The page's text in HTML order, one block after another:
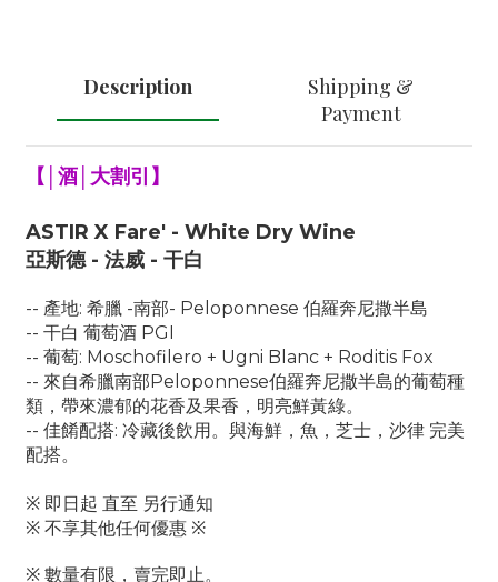
Description
Shipping &
Payment
【│酒│大割引】
ASTIR X Fare' - White Dry Wine
亞斯德 - 法威 - 干白
-- 產地: 希臘 -南部- Peloponnese 伯羅奔尼撒半島
-- 干白 葡萄酒 PGI
-- 葡萄: Moschofilero + Ugni Blanc + Roditis Fox
-- 來自希臘南部Peloponnese伯羅奔尼撒半島的葡萄種
類，帶來濃郁的花香及果香，明亮鮮黃綠。
-- 佳餚配搭: 冷藏後飲用。與海鮮，魚，芝士，沙律 完美
配搭。
※ 即日起 直至 另行通知
※ 不享其他任何優惠 ※
※ 數量有限，賣完即止。